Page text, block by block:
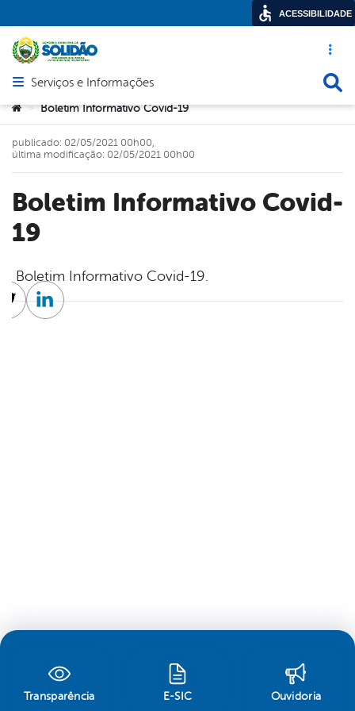
Acesso
Abrir menu principal de navegação
Serviços e Informações
Você está aqui:
> Boletim Informativo Covid-19
Boletim Informativo Covid-
19
publicado: 02/05/2021 00h00,
última modificação: 02/05/2021 00h00
Boletim Informativo Covid-19.
TwitterLinkedin
Transparência E-SIC Ouvidoria
ACESSIBILIDADE